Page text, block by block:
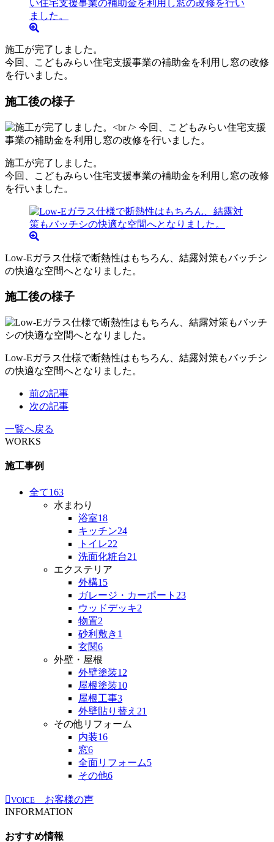
施工が完了しました。
今回、こどもみらい住宅支援事業の補助金を利用し窓の改修
を行いました。
施工後の様子
施工が完了しました。
今回、こどもみらい住宅支援事業の補助金を利用し窓の改修
を行いました。
Low-Eガラス仕様で断熱性はもちろん、結露対策もバッチシ
の快適な空間へとなりました。
施工後の様子
Low-Eガラス仕様で断熱性はもちろん、結露対策もバッチシ
の快適な空間へとなりました。
前の記事
次の記事
一覧へ戻る
WORKS
施工事例
全て163
水まわり
浴室18
キッチン24
トイレ22
洗面化粧台21
エクステリア
外構15
ガレージ・カーポート 23
ウッドデッキ2
物置2
砂利敷き 1
玄関6
外壁・屋根
外壁塗装12
屋根塗装10
屋根工事3
外壁貼り替え 21
その他リフォーム
内装16
窓6
全面リフォーム5
その他6
VOICE
お客様の声
INFORMATION
おすすめ情報